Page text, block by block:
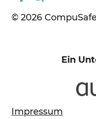
© 2026
Ein
Impressum